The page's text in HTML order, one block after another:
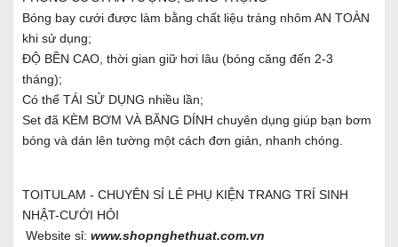
Bóng bay cưới được làm bằng chất liệu tráng nhôm AN TOÀN
khi sử dụng;
ĐỘ BỀN CAO, thời gian giữ hơi lâu (bóng căng đến 2-3
tháng);
Có thể TÁI SỬ DỤNG nhiều lần;
Set đã KÈM BƠM VÀ BĂNG DÍNH chuyên dụng giúp bạn bơm
bóng và dán lên tường một cách đơn giản, nhanh chóng.
TOITULAM - CHUYÊN SỈ LẺ PHỤ KIỆN TRANG TRÍ SINH
NHẬT-CƯỚI HỎI
Website sỉ: www.shopnghethuat.com.vn